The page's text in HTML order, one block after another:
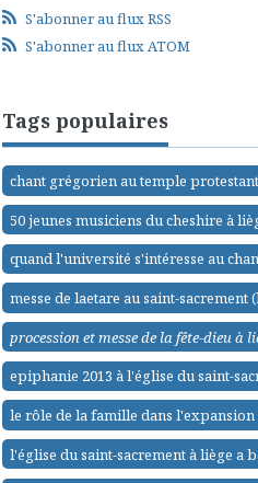
S'abonner au flux RSS
S'abonner au flux ATOM
Tags populaires
chant grégorien au temple
50 jeunes musiciens du cheshire à
quand l'université s'intéresse au
messe de laetare au saint-sacrement
procession et messe de la fête-dieu à
epiphanie 2013 à l'église du saint-
le rôle de la famille dans l'expansion
l'église du saint-sacrement à liège a